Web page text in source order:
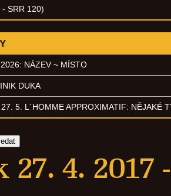
SRR 120)
NÁZEV ~ MÍSTO
DUKA
27. 5. L´HOMME APPROXIMATIF: NĚJAKÉ
27. 4. 2017